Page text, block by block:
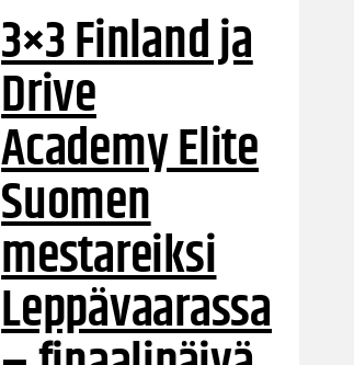
3×3 Finland ja
Drive
Academy Elite
Suomen
mestareiksi
Leppävaarassa